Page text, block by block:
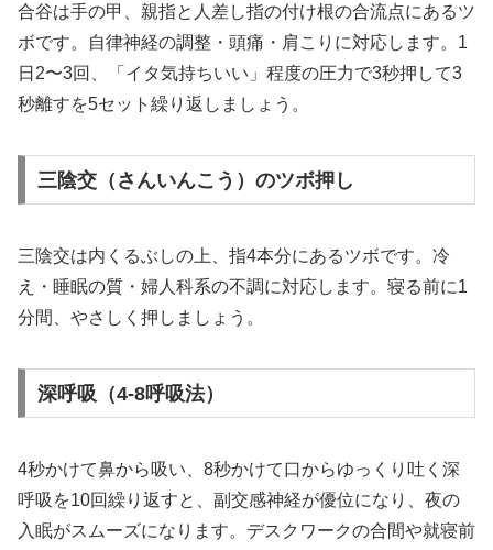
合谷は手の甲、親指と人差し指の付け根の合流点にあるツ
ボです。自律神経の調整・頭痛・肩こりに対応します。1
日2〜3回、「イタ気持ちいい」程度の圧力で3秒押して3
秒離すを5セット繰り返しましょう。
三陰交（さんいんこう）のツボ押し
三陰交は内くるぶしの上、指4本分にあるツボです。冷
え・睡眠の質・婦人科系の不調に対応します。寝る前に1
分間、やさしく押しましょう。
深呼吸（4-8呼吸法）
4秒かけて鼻から吸い、8秒かけて口からゆっくり吐く深
呼吸を10回繰り返すと、副交感神経が優位になり、夜の
入眠がスムーズになります。デスクワークの合間や就寝前